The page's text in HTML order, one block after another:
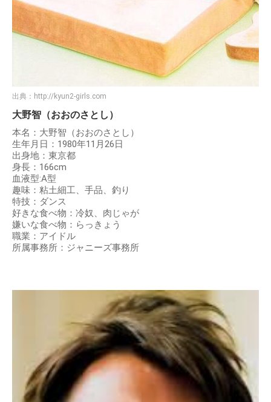
出典： http://kyun2-girls.com
大野智（おおのさとし）
本名：大野智（おおのさとし）
生年月日：1980年11月26日
出身地：東京都
身長：166cm
血液型:A型
趣味：粘土細工、手品、釣り
特技：ダンス
好きな食べ物：冷奴、肉じゃが
嫌いな食べ物：らっきょう
職業：アイドル
所属事務所：ジャニーズ事務所